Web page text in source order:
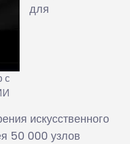
с
для
искусственного
50 000 узлов